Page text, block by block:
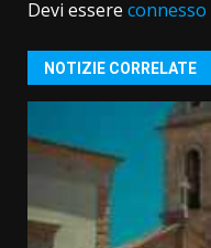
Devi essere connesso
NOTIZIE CORRELATE